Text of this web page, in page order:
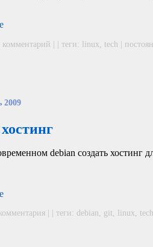
комментарий | | теги: linux tech |
2009
debian создать хостинг
| | теги: debian, git, linux,